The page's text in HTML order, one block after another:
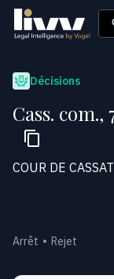
Décisions
Cass. com.,
COUR DE
Arrêt Rejet